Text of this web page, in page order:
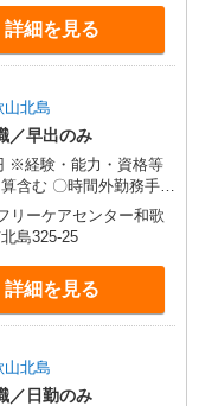
詳細を見る
山北島
／早出のみ
※経験・能力・資格等
含む 〇時間外勤務手当
当 〇深夜勤務手当 〇
年始勤務手当 〇早朝
は時給25％UP
リーケアセンター和歌
島325-25
詳細を見る
山北島
／日勤のみ